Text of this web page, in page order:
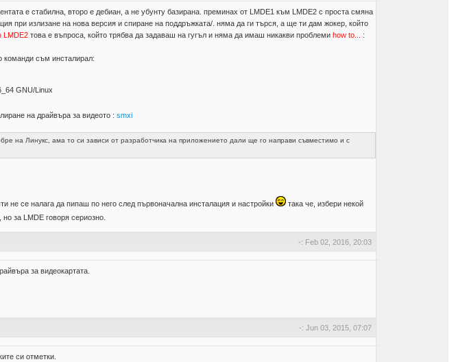
е стабилна, второ е дебиан, а не убунту базирана. преминах от LMDE1 към LMDE2 с проста смяна
при излизане на нова версия и спиране на поддръжката/. няма да ги търся, а ще ти дам жокер, който
LMDE2 това е въпроса, който трябва да задаваш на гугъл и няма да имаш никакви проблеми how to... :
команди съм инсталирал:
GNU/Linux
на драйвъра за видеото : smxi
Линукс, ама то си зависи от разработчика на приложението дали ще го направи съвместимо и с
не се налага да пипаш по него след първоначална инсталация и настройки
така че, избери некой
за LMDE говоря сериозно.
-: Feb 02, 2016, 20:03
за видеокартата.
-: Jun 03, 2015, 07:07
си отметки.